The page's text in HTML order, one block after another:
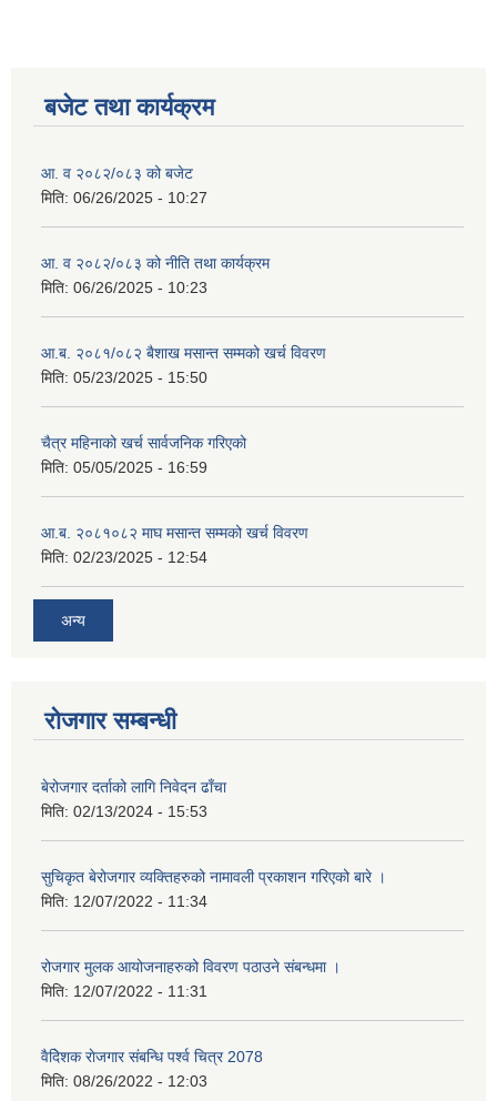
बजेट तथा कार्यक्रम
आ. व २०८२/०८३ को बजेट
मिति: 06/26/2025 - 10:27
आ. व २०८२/०८३ को नीति तथा कार्यक्रम
मिति: 06/26/2025 - 10:23
आ.ब. २०८१/०८२ बैशाख मसान्त सम्मको खर्च विवरण
मिति: 05/23/2025 - 15:50
चैत्र महिनाको खर्च सार्वजनिक गरिएको
मिति: 05/05/2025 - 16:59
आ.ब. २०८१०८२ माघ मसान्त सम्मको खर्च विवरण
मिति: 02/23/2025 - 12:54
अन्य
रोजगार सम्बन्धी
बेरोजगार दर्ताको लागि निवेदन ढाँचा
मिति: 02/13/2024 - 15:53
सुचिकृत बेरोजगार व्यक्तिहरुको नामावली प्रकाशन गरिएको बारे ।
मिति: 12/07/2022 - 11:34
रोजगार मुलक आयोजनाहरुको विवरण पठाउने संबन्धमा ।
मिति: 12/07/2022 - 11:31
वैदेिशक राेजगार संबन्धि पर्श्व चित्र 2078
मिति: 08/26/2022 - 12:03